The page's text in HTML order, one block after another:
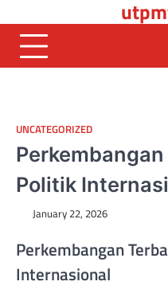
to
content
UNCATEGORIZED
Politik
January 22, 2026
Perkembangan
Internasional